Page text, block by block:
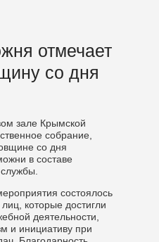
отмечает
со дня
зале Крымской
собрание,
со дня
в составе
состоялось
которые достигли
деятельности,
и инициативу при